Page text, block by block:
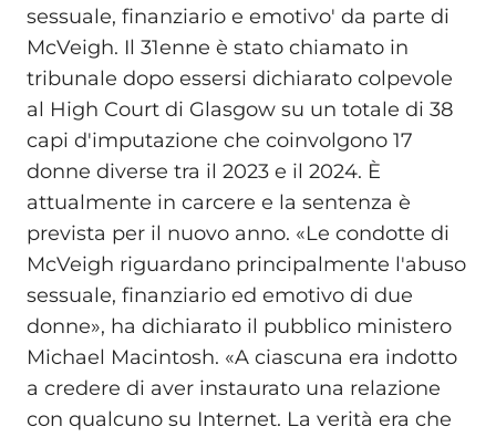
sessuale, finanziario e emotivo' da parte di
McVeigh. Il 31enne è stato chiamato in
tribunale dopo essersi dichiarato colpevole
al High Court di Glasgow su un totale di 38
capi d'imputazione che coinvolgono 17
donne diverse tra il 2023 e il 2024. È
attualmente in carcere e la sentenza è
prevista per il nuovo anno. «Le condotte di
McVeigh riguardano principalmente l'abuso
sessuale, finanziario ed emotivo di due
donne», ha dichiarato il pubblico ministero
Michael Macintosh. «A ciascuna era indotto
a credere di aver instaurato una relazione
con qualcuno su Internet. La verità era che